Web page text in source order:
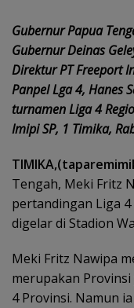
Gubernur Papua
Gubernur Deinas
Direktur PT Freeport
Panpel Lga 4, Hanes
turnamen Liga 4
Imipi SP, 1 Timika,
Tengah, Meki Fritz
pertandingan Liga
digelar di Stadion
Meki Fritz Nawipa
merupakan
4 Provinsi. Namun